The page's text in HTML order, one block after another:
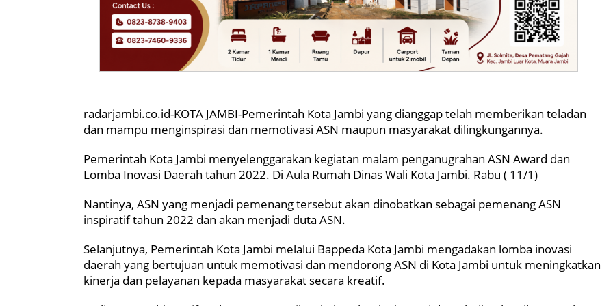
radarjambi.co.id-KOTA JAMBI-Pemerintah Kota Jambi yang dianggap telah memberikan teladan
dan mampu menginspirasi dan memotivasi ASN maupun masyarakat dilingkungannya.
Pemerintah Kota Jambi menyelenggarakan kegiatan malam penganugrahan ASN Award dan
Lomba Inovasi Daerah tahun 2022. Di Aula Rumah Dinas Wali Kota Jambi. Rabu ( 11/1)
Nantinya, ASN yang menjadi pemenang tersebut akan dinobatkan sebagai pemenang ASN
inspiratif tahun 2022 dan akan menjadi duta ASN.
Selanjutnya, Pemerintah Kota Jambi melalui Bappeda Kota Jambi mengadakan lomba inovasi
daerah yang bertujuan untuk memotivasi dan mendorong ASN di Kota Jambi untuk meningkatkan
kinerja dan pelayanan kepada masyarakat secara kreatif.